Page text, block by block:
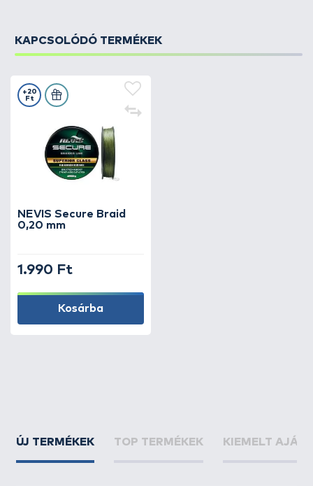
KAPCSOLÓDÓ TERMÉKEK
NEVIS Secure Braid
0,20 mm
+20
Ft
1.990 Ft
Kosárba
ÚJ TERMÉKEK TOP TERMÉKEK KIEMELT